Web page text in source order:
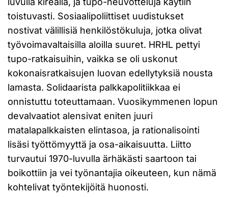
toistuvasti. Sosiaalipoliittiset uudistukset
nostivat välillisiä henkilöstökuluja, jotka olivat
työvoimavaltaisilla aloilla suuret. HRHL pettyi
tupo-ratkaisuihin, vaikka se oli uskonut
kokonaisratkaisujen luovan edellytyksiä nousta
lamasta. Solidaarista palkkapolitiikkaa ei
onnistuttu toteuttamaan. Vuosikymmenen lopun
devalvaatiot alensivat eniten juuri
matalapalkkaisten elintasoa, ja rationalisointi
lisäsi työttömyyttä ja osa-aikaisuutta. Liitto
turvautui 1970-luvulla ärhäkästi saartoon tai
boikottiin ja vei työnantajia oikeuteen, kun nämä
kohtelivat työntekijöitä huonosti.